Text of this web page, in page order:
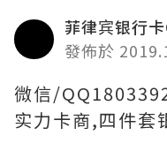
菲律宾银行
發佈於
微信/
实力卡商,四件套